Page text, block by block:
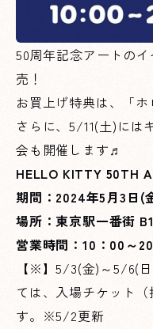
50周年記念アートの
売！
お買上げ特典は、「
さらに、5/11(土)には
会も開催します♬
HELLO KITTY 50TH
期間：2024年5月3日(
場所：東京駅一番街
営業時間：10：00～
【※】5/3(金)～5/6(
ては、入場チケット
す。※5/2更新